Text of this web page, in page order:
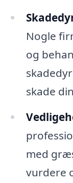
Nogle
og
skade
med
vurdere